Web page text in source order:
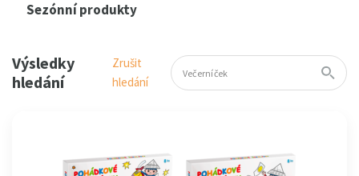
Sezónní produkty
Výsledky
hledání
Zrušit
hledání